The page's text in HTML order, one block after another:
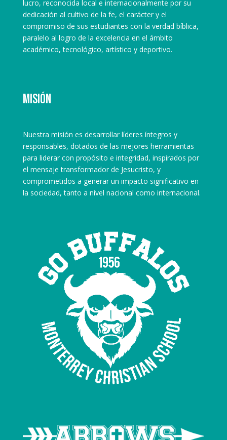
lucro, reconocida local e internacionalmente por su
dedicación al cultivo de la fe, el carácter y el
compromiso de sus estudiantes con la verdad bíblica,
paralelo al logro de la excelencia en el ámbito
académico, tecnológico, artístico y deportivo.
Misión
Nuestra misión es desarrollar líderes íntegros y
responsables, dotados de las mejores herramientas
para liderar con propósito e integridad, inspirados por
el mensaje transformador de Jesucristo, y
comprometidos a generar un impacto significativo en
la sociedad, tanto a nivel nacional como internacional.